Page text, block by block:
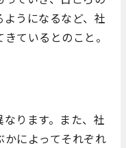
うになるなど、社
ているとのこと。
ります。また、社
によってそれぞれ